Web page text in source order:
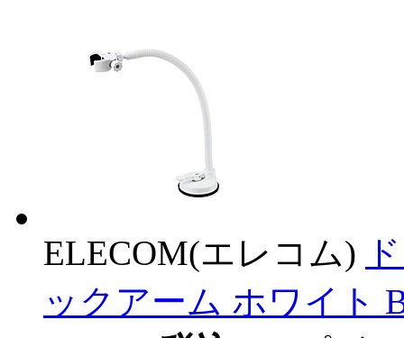
ELECOM(エレコム)
ックアーム ホワイト